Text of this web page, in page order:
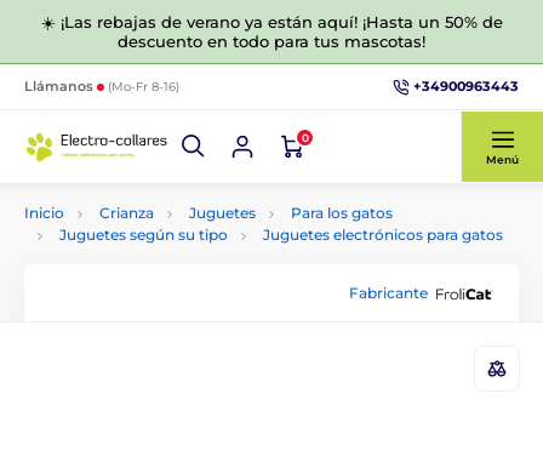
☀️ ¡Las rebajas de verano ya están aquí! ¡Hasta un 50% de
descuento en todo para tus mascotas!
Llámanos (Mo-Fr 8-16) +34900963443
0
Menú
Inicio Crianza Juguetes
Para los gatos
Juguetes según su tipo
Juguetes electrónicos para gatos
Fabricante